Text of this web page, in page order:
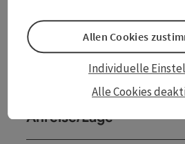
Kontakt
Öffnungszeiten
Anreise/Lage
Alle Cookies
Individuelle
Allen Cookies